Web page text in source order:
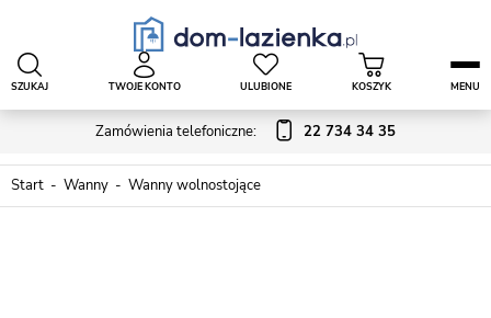
Zamówienia telefoniczne: 22 734 34 35
SZUKAJ TWOJE KONTO ULUBIONE KOSZYK MENU
Start Wanny Wanny wolnostojące